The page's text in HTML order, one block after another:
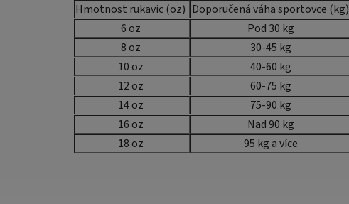
Hmotnost rukavic (oz) Doporučená váha sportovce (kg)
6 oz
Pod 30 kg
8 oz
30-45 kg
10 oz
40-60 kg
12 oz
60-75 kg
14 oz
75-90 kg
16 oz
Nad 90 kg
18 oz
95 kg a více